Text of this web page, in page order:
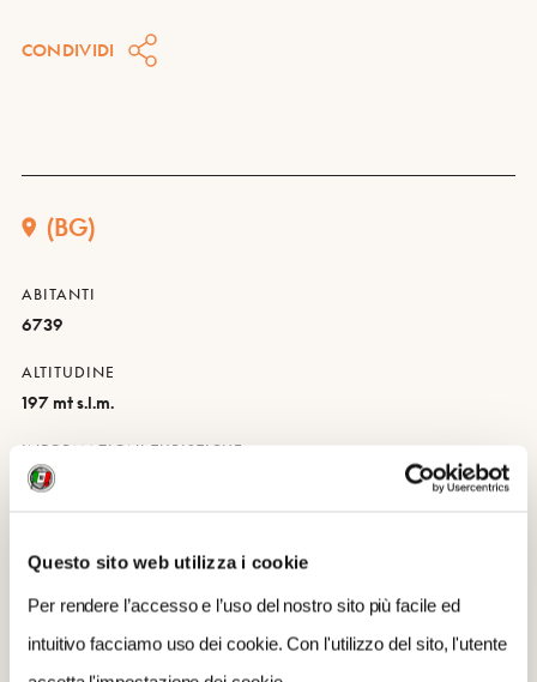
Questo sito web utilizza i cookie
Per rendere l’accesso e l’uso del nostro sito più facile ed
intuitivo facciamo uso dei cookie. Con l'utilizzo del sito, l'utente
CONDIVIDI
(BG)
ABITANTI
6739
ALTITUDINE
197 mt s.l.m.
INFORMAZIONI TURISTICHE
INFOPOINT BASSO LAGO D'ISEO E VALCALEPIO
VIA TRESANDA 1
TELEFONO
035910900